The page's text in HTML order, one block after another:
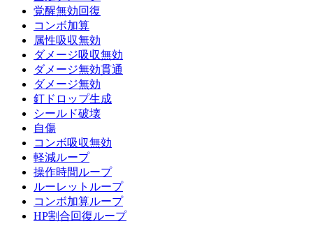
覚醒無効回復
コンボ加算
属性吸収無効
ダメージ吸収無効
ダメージ無効貫通
ダメージ無効
釘ドロップ生成
シールド破壊
自傷
コンボ吸収無効
軽減ループ
操作時間ループ
ルーレットループ
コンボ加算ループ
HP割合回復ループ